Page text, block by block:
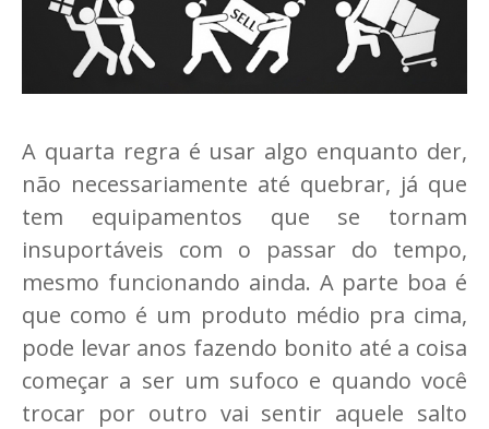
A quarta regra é usar algo enquanto der,
não necessariamente até quebrar, já que
tem equipamentos que se tornam
insuportáveis com o passar do tempo,
mesmo funcionando ainda. A parte boa é
que como é um produto médio pra cima,
pode levar anos fazendo bonito até a coisa
começar a ser um sufoco e quando você
trocar por outro vai sentir aquele salto